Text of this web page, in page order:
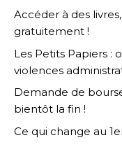
Accéder à des
gratuitement !
Les Petits Papiers :
violences
Demande de
bientôt la fin !
Ce qui change au